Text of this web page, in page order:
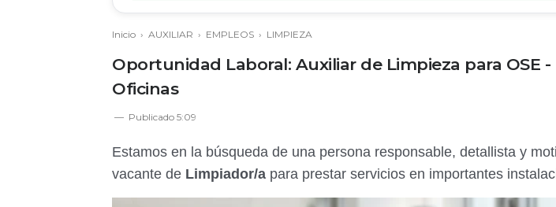
Inicio › AUXILIAR › EMPLEOS › LIMPIEZA
Oportunidad Laboral: Auxiliar de Limpieza para OSE -
Oficinas
Publicado 5:09
Estamos en la búsqueda de una persona responsable, detallista y
vacante de Limpiador/a para prestar servicios en importantes